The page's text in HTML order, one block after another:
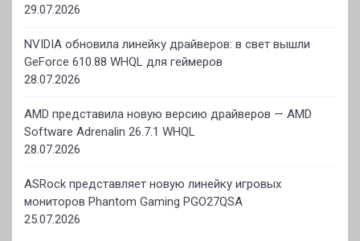
29.07.2026
NVIDIA обновила линейку драйверов: в свет вышли
GeForce 610.88 WHQL для геймеров
28.07.2026
AMD представила новую версию драйверов — AMD
Software Adrenalin 26.7.1 WHQL
28.07.2026
ASRock представляет новую линейку игровых
мониторов Phantom Gaming PGO27QSA
25.07.2026